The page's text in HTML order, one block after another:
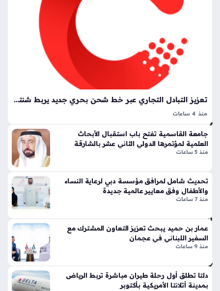
وبر
سب
ورت
س
تك
سر
عد
الت
ص
م
الت
قلي
دي
بلم
سا
ت
تد
شي
ن
خ
ط
ش
ن
بح
ري
شر
يرب
ط
بي
ن
مد
ينة
تعزيز التبادل التجاري عبر خط شحن بحري جديد يربط شنتشن الصينية وميناء خورفكان
منذ 4 ساعات
تفعيل خط شحن جديد يربط مدينة شنتشن بميناء خورفكان
الإماراتي، حيث انطلقت مؤخراً سفينة دحرجة ضخمة تحمل على
جامعة القاسمية تفتح باب استقبال الأبحاث
العلمية لمؤتمرها الدولي الثاني عشر بالشارقة
منذ 5 ساعات
تحديث شامل لمرافق مؤسسة دبي لرعاية النساء
والأطفال وفق معايير عالمية جديدة
منذ 7 ساعات
عمار بن حميد يبحث تعزيز التعاون المشترك مع
السفير اللبناني في عجمان
منذ 9 ساعات
دلتا تطلق أول رحلة طيران مباشرة تربط الرياض
بمدينة أتلانتا الأمريكية بأكتوبر